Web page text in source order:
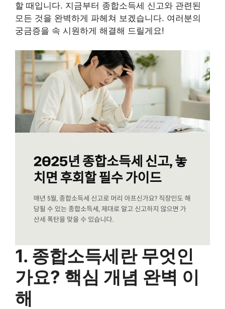
할 때입니다. 지금부터 종합소득세 신고와 관련된
모든 것을 완벽하게 파헤쳐 보겠습니다. 여러분의
궁금증을 속 시원하게 해결해 드릴게요!
1. 종합소득세란 무엇인
가요? 핵심 개념 완벽 이
해